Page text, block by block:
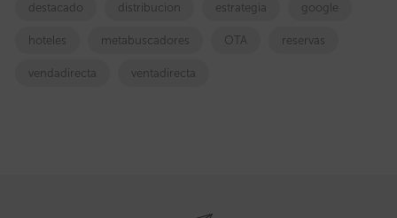
destacado distribucion estrategia google
hoteles metabuscadores OTA reservas
vendadirecta ventadirecta